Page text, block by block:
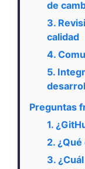
de
3.
calidad
4.
5.
Preguntas
1.
2.
3.